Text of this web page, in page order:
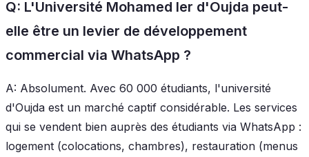
Q: L'Université Mohamed Ier d'Oujda peut-
elle être un levier de développement
commercial via WhatsApp ?
A: Absolument. Avec 60 000 étudiants, l'université
d'Oujda est un marché captif considérable. Les services
qui se vendent bien auprès des étudiants via WhatsApp :
logement (colocations, chambres), restauration (menus